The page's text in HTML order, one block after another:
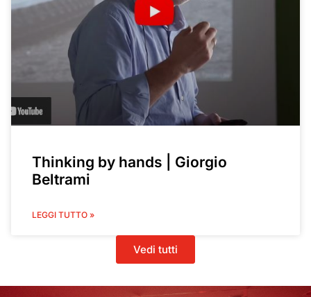
Thinking by hands | Giorgio
Beltrami
LEGGI TUTTO »
Vedi tutti